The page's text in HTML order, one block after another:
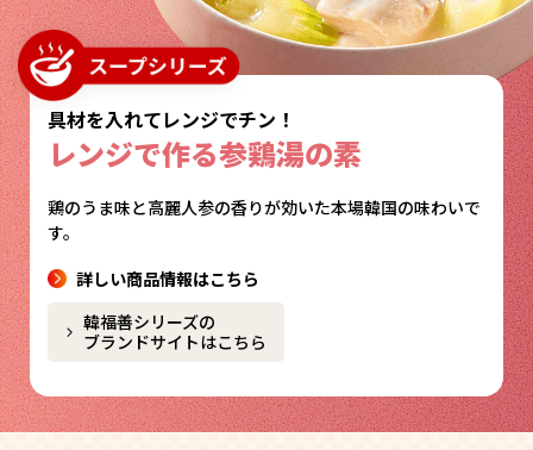
具材を入れてレンジでチン！
レンジで作る参鶏湯の素
鶏のうま味と高麗人参の香りが効いた本場韓国の味わいで
す。
詳しい商品情報はこちら
韓福善シリーズの
ブランドサイトはこちら